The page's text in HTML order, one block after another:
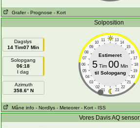
Grafer - Prognose - Kort
Solposition
Dagslys
14 Tim07 Min
Solopgang
06:18
I dag
Azimuth
358.6° N
11 13
10
14
09
15
08
16
07
17
06
18
05
19
04
20
03
21
02
22
01 23
Estimeret
5Tim 00Min
til Solopgang
Måne info - Nordlys - Meteorer - Kort - ISS
Vores Davis AQ sensor